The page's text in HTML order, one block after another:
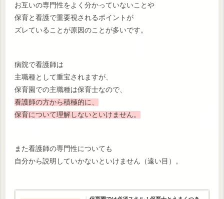
お互いの専門性をよく分かっていないことや
保育と看護で重要視されるポイントが
ズレていることが原因のことが多いです。
病院で看護師は
主職種として重宝されますが、
保育園での主職種は保育士なので、
看護師の方から積極的に、
保育について理解しないといけません。
また看護師の専門性についても
自分から説明していかないといけません（遠い目）。